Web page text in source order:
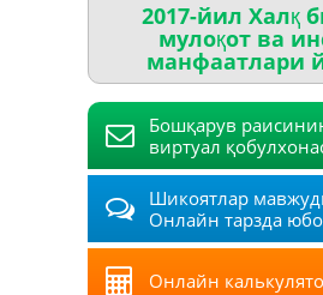
2017-йил Халқ
мулоқот ва
манфаатлари
Бошқарув
виртуал
Шикоятлар
Онлайн тарзда
Онлайн